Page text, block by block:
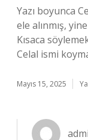
Yazı boyunca
ele alınmış,
Kısaca
Celal ismi
Mayıs 15, 2025